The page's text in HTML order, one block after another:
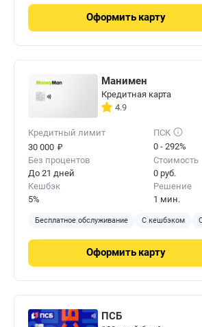
Оформить карту
Манимен
Кредитная карта
4.9
Кредитный лимит
30 000 ₽
ПСК
0 - 292%
Без процентов
До 21 дней
Стоимость
0 руб.
Кешбэк
5%
Решение
1 мин.
Бесплатное обслуживание С кешбэком
Оформить карту
ПСБ